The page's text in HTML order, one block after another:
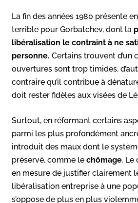
La fin des années 1980 présente
terrible pour Gorbatchev, dont la
libéralisation le contraint à ne
personne. Certains trouvent d’un
ouvertures sont trop timides,
contraire qu’il contribue à
doit rester fidèles aux visées de
Surtout, en réformant certains
parmi les plus profondément
introduit des maux dont le
préservé, comme le chômage. Le
en mesure de justifier clairement
libéralisation entreprise à une
s’oppose de plus en plus